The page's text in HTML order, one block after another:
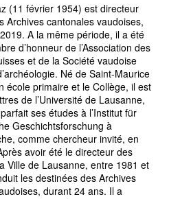
(11 février 1954) est directeur
Archives cantonales vaudoises,
A la même période, il a été
d’honneur de l’Association des
et de la Société vaudoise
Né de Saint-Maurice
école primaire et le Collège, il est
de l’Université de Lausanne,
ses études à l’Institut für
Geschichtsforschung à
comme chercheur invité, en
avoir été le directeur des
Ville de Lausanne, entre 1981 et
les destinées des Archives
durant 24 ans. Il a